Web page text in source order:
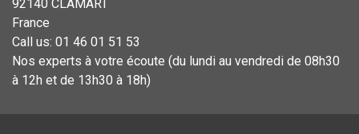
92140 CLAMART
France
Call us: 01 46 01 51 53
Nos experts à votre écoute (du lundi au vendredi de 08h30
à 12h et de 13h30 à 18h)